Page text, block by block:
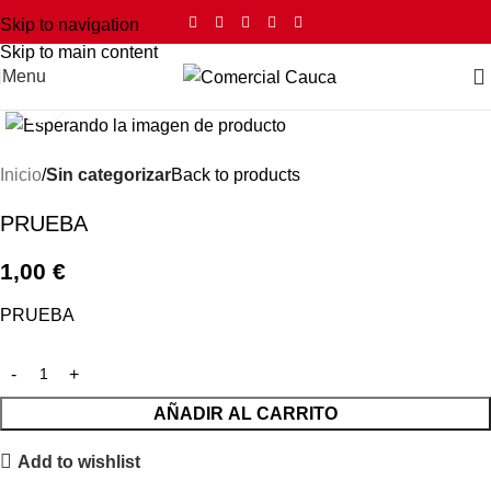
Skip to navigation
Skip to main content
Menu
Inicio Sin categorizarBack to products
PRUEBA
1,00 €
PRUEBA
AÑADIR AL CARRITO
Add to wishlist